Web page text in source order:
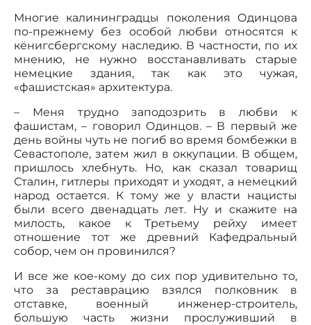
Многие калининградцы поколения Одинцова
по-прежнему без особой любви относятся к
кёнигсбергскому наследию. В частности, по их
мнению, не нужно восстанавливать старые
немецкие здания, так как это чужая,
«фашистская» архитектура.
– Меня трудно заподозрить в любви к
фашистам, – говорил Одинцов. – В первый же
день войны чуть не погиб во время бомбежки в
Севастополе, затем жил в оккупации. В общем,
пришлось хлебнуть. Но, как сказал товарищ
Сталин, гитлеры приходят и уходят, а немецкий
народ остается. К тому же у власти нацисты
были всего двенадцать лет. Ну и скажите на
милость, какое к Третьему рейху имеет
отношение тот же древний Кафедральный
собор, чем он провинился?
И все же кое-кому до сих пор удивительно то,
что за реставрацию взялся полковник в
отставке, военный инженер-строитель,
большую часть жизни прослуживший в